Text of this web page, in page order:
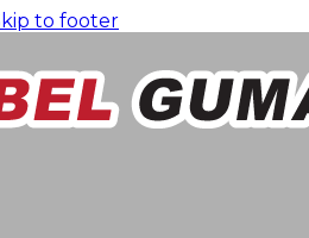
to footer